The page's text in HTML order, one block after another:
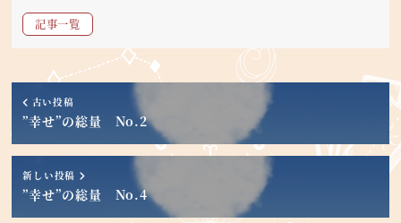
記事一覧
古い投稿
”幸せ”の総量 No.2
新しい投稿
”幸せ”の総量 No.4